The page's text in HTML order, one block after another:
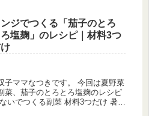
ジでつくる「茄子のとろ
ろ塩麹」のレシピ｜材料3つ
子ママなつきです。 今回は夏野菜
菜、茄子のとろとろ塩麹のレシピ
いでつくる副菜 材料3つだけ 暑い